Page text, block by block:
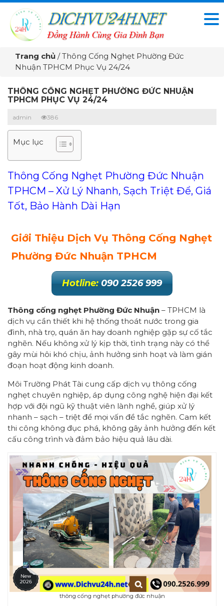
Trang chủ /Thông Cống Nghẹt Phường Đức
Nhuận TPHCM Phục Vụ 24/24
THÔNG CỐNG NGHẸT PHƯỜNG ĐỨC NHUẬN
TPHCM PHỤC VỤ 24/24
admin 386
Mục lục
Thông Cống Nghẹt Phường Đức Nhuận
TPHCM – Xử Lý Nhanh, Sạch Triệt Để, Giá
Tốt, Bảo Hành Dài Hạn
Giới Thiệu Dịch Vụ Thông Cống Nghẹt
Phường Đức Nhuận TPHCM
Hotline: 090 2526 999
Thông cống nghẹt Phường Đức Nhuận – TPHCM là
dịch vụ cần thiết khi hệ thống thoát nước trong gia
đình, nhà trọ, quán ăn hay doanh nghiệp gặp sự cố tắc
nghẽn. Nếu không xử lý kịp thời, tình trạng này có thể
gây mùi hôi khó chịu, ảnh hưởng sinh hoạt và làm gián
đoạn hoạt động kinh doanh.
Môi Trường Phát Tài cung cấp dịch vụ thông cống
nghẹt chuyên nghiệp, áp dụng công nghệ hiện đại kết
hợp với đội ngũ kỹ thuật viên lành nghề, giúp xử lý
nhanh – sạch – triệt để mọi vấn đề tắc nghẽn. Cam kết
thi công không đục phá, không gây ảnh hưởng đến kết
cấu công trình và đảm bảo hiệu quả lâu dài.
thông cống nghẹt phường đức nhuận